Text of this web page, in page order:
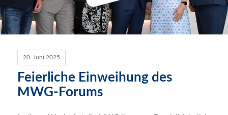
20. Juni 2025
Feierliche Einweihung des
MWG-Forums